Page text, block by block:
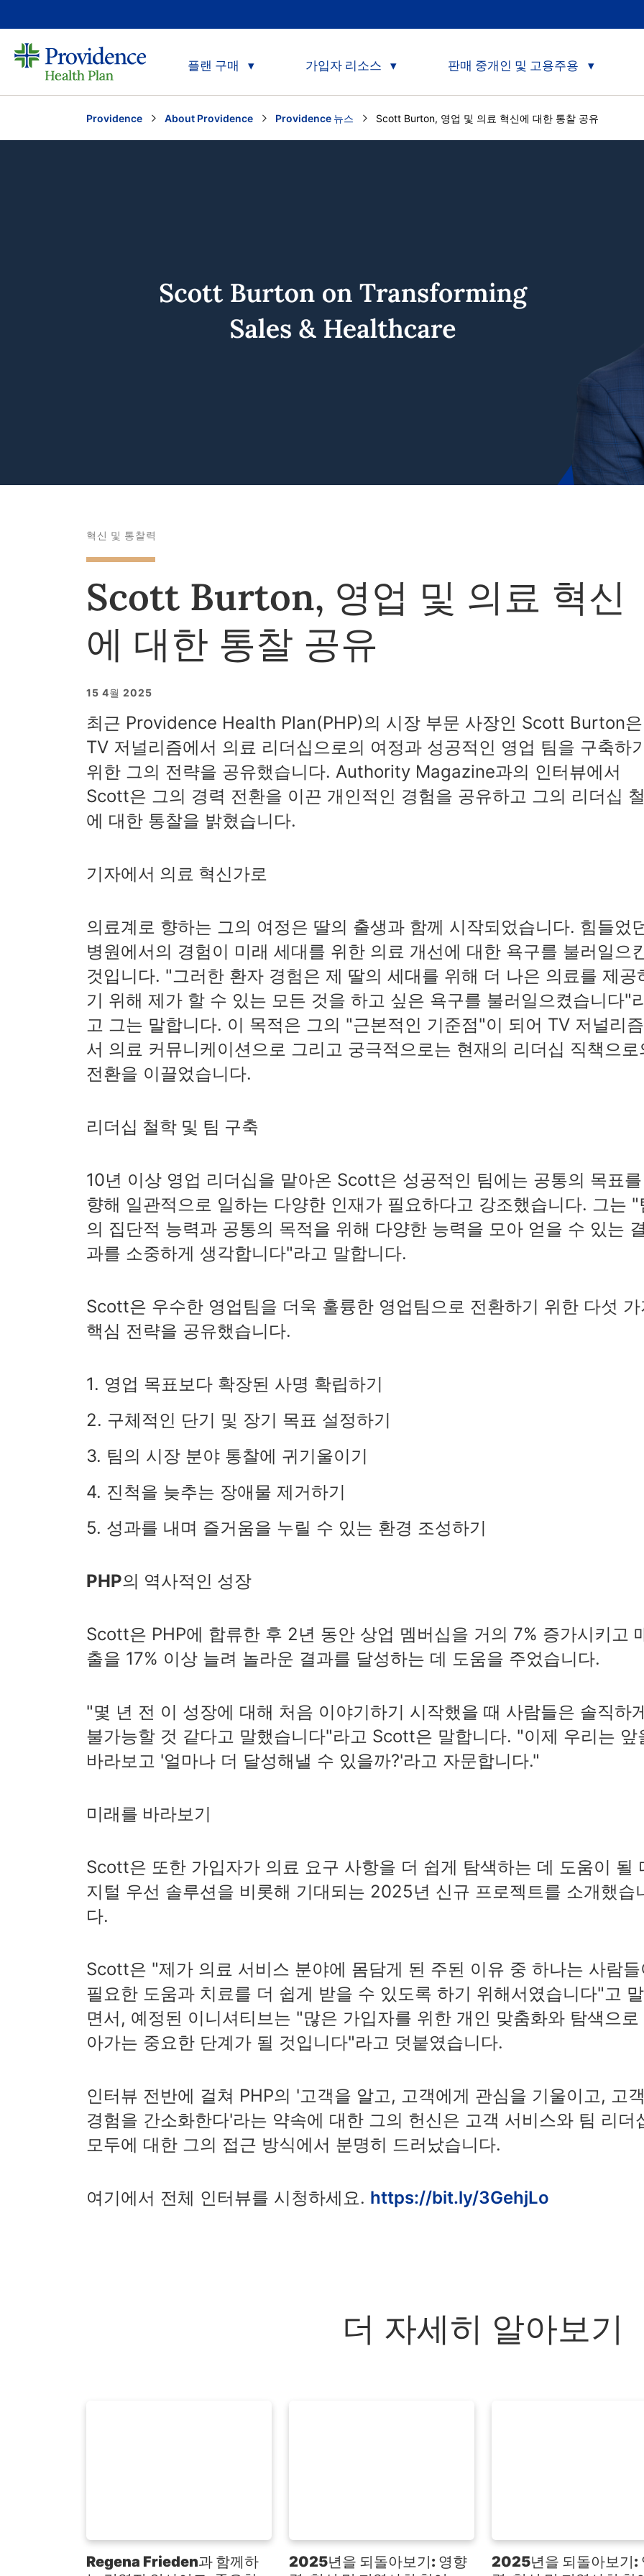
플랜 구매 가입자 리소스 판매 중개인 및 고용주용
Providence About Providence Providence 뉴스 Current:
Scott Burton, 영업 및 의료 혁신에 대한 통찰 공유
혁신 및 통찰력
Scott Burton, 영업 및 의료 혁신
에 대한 통찰 공유
15 4월 2025
최근 Providence Health Plan(PHP)의 시장 부문 사장인 Scott Burton은
TV 저널리즘에서 의료 리더십으로의 여정과 성공적인 영업 팀을 구축하
위한 그의 전략을 공유했습니다. Authority Magazine과의 인터뷰에서
Scott은 그의 경력 전환을 이끈 개인적인 경험을 공유하고 그의 리더십
에 대한 통찰을 밝혔습니다.
기자에서 의료 혁신가로
의료계로 향하는 그의 여정은 딸의 출생과 함께 시작되었습니다. 힘들었
병원에서의 경험이 미래 세대를 위한 의료 개선에 대한 욕구를 불러일으
것입니다. "그러한 환자 경험은 제 딸의 세대를 위해 더 나은 의료를 제공
기 위해 제가 할 수 있는 모든 것을 하고 싶은 욕구를 불러일으켰습니다"
고 그는 말합니다. 이 목적은 그의 "근본적인 기준점"이 되어 TV 저널리
서 의료 커뮤니케이션으로 그리고 궁극적으로는 현재의 리더십 직책으로
전환을 이끌었습니다.
리더십 철학 및 팀 구축
10년 이상 영업 리더십을 맡아온 Scott은 성공적인 팀에는 공통의 목표를
향해 일관적으로 일하는 다양한 인재가 필요하다고 강조했습니다. 그는 "
의 집단적 능력과 공통의 목적을 위해 다양한 능력을 모아 얻을 수 있는
과를 소중하게 생각합니다"라고 말합니다.
Scott은 우수한 영업팀을 더욱 훌륭한 영업팀으로 전환하기 위한 다섯
핵심 전략을 공유했습니다.
1. 영업 목표보다 확장된 사명 확립하기
2. 구체적인 단기 및 장기 목표 설정하기
3. 팀의 시장 분야 통찰에 귀기울이기
4. 진척을 늦추는 장애물 제거하기
5. 성과를 내며 즐거움을 누릴 수 있는 환경 조성하기
PHP의 역사적인 성장
Scott은 PHP에 합류한 후 2년 동안 상업 멤버십을 거의 7% 증가시키고
출을 17% 이상 늘려 놀라운 결과를 달성하는 데 도움을 주었습니다.
"몇 년 전 이 성장에 대해 처음 이야기하기 시작했을 때 사람들은 솔직하
불가능할 것 같다고 말했습니다"라고 Scott은 말합니다. "이제 우리는 앞
바라보고 '얼마나 더 달성해낼 수 있을까?'라고 자문합니다."
미래를 바라보기
Scott은 또한 가입자가 의료 요구 사항을 더 쉽게 탐색하는 데 도움이 될
지털 우선 솔루션을 비롯해 기대되는 2025년 신규 프로젝트를 소개했습
다.
Scott은 "제가 의료 서비스 분야에 몸담게 된 주된 이유 중 하나는 사람
필요한 도움과 치료를 더 쉽게 받을 수 있도록 하기 위해서였습니다"고
면서, 예정된 이니셔티브는 "많은 가입자를 위한 개인 맞춤화와 탐색으로
아가는 중요한 단계가 될 것입니다"라고 덧붙였습니다.
인터뷰 전반에 걸쳐 PHP의 '고객을 알고, 고객에게 관심을 기울이고, 고
경험을 간소화한다'라는 약속에 대한 그의 헌신은 고객 서비스와 팀 리더
모두에 대한 그의 접근 방식에서 분명히 드러났습니다.
여기에서 전체 인터뷰를 시청하세요. https://bit.ly/3GehjLo
더 자세히 알아보기
Regena Frieden과 함께하
2025년을 되돌아보기: 영향
2025년을 되돌아보기: